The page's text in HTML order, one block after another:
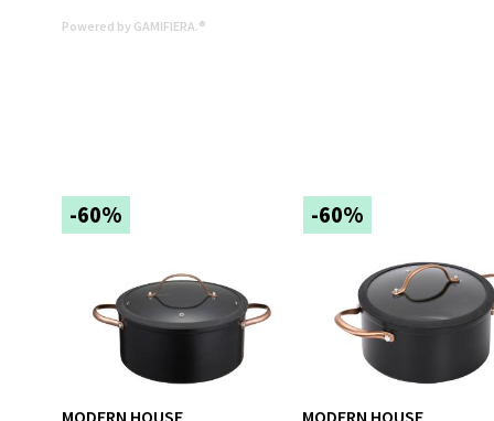
Powered by GAMIFIERA.®
-60%
MODERN HOUSE
-60%
MODERN HOUSE
Åpent